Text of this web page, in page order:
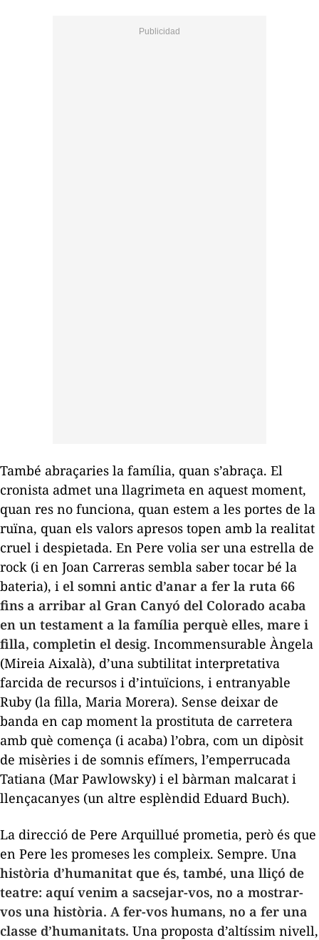
També abraçaries la família, quan s’abraça. El
cronista admet una llagrimeta en aquest moment,
quan res no funciona, quan estem a les portes de la
ruïna, quan els valors apresos topen amb la realitat
cruel i despietada. En Pere volia ser una estrella de
rock (i en Joan Carreras sembla saber tocar bé la
bateria), i el somni antic d’anar a fer la ruta 66
fins a arribar al Gran Canyó del Colorado acaba
en un testament a la família perquè elles, mare i
filla, completin el desig. Incommensurable Àngela
(Mireia Aixalà), d’una subtilitat interpretativa
farcida de recursos i d’intuïcions, i entranyable
Ruby (la filla, Maria Morera). Sense deixar de
banda en cap moment la prostituta de carretera
amb què comença (i acaba) l’obra, com un dipòsit
de misèries i de somnis efímers, l’emperrucada
Tatiana (Mar Pawlowsky) i el bàrman malcarat i
llençacanyes (un altre esplèndid Eduard Buch).
La direcció de Pere Arquillué prometia, però és que
en Pere les promeses les compleix. Sempre. Una
història d’humanitat que és, també, una lliçó de
teatre: aquí venim a sacsejar-vos, no a mostrar-
vos una història. A fer-vos humans, no a fer una
classe d’humanitats. Una proposta d’altíssim nivell,